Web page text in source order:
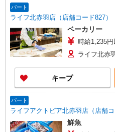
パート
ライフ北赤羽店（店舗コード827）
ベーカリー
時給1,235円
ライフ北赤
キープ
パート
ライフアクトピア北赤羽店（店舗コ
鮮魚